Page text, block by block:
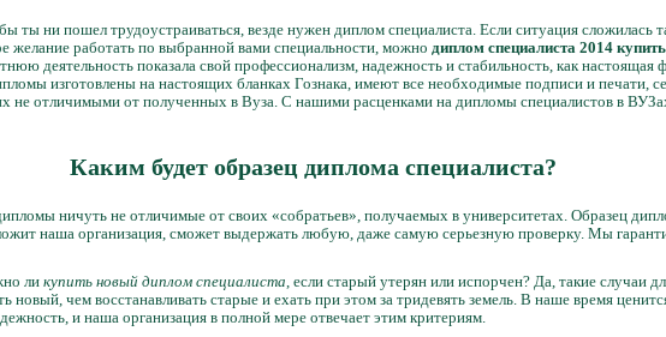
ты ни пошел трудоустраиваться, везде нужен диплом специалиста. Если ситуация сложилась
желание работать по выбранной вами специальности, можно диплом специалиста 2014
деятельность показала свой профессионализм, надежность и стабильность, как настоящая
изготовлены на настоящих бланках Гознака, имеют все необходимые подписи и печати,
не отличимыми от полученных в Вуза. С нашими расценками на дипломы специалистов в
Каким будет образец диплома специалиста?
ничуть не отличимые от своих «собратьев», получаемых в университетах. Образец
наша организация, сможет выдержать любую, даже самую серьезную проверку. Мы
ли купить новый диплом специалиста, если старый утерян или испорчен? Да, такие случаи
новый, чем восстанавливать старые и ехать при этом за тридевять земель. В наше время
и наша организация в полной мере отвечает этим критериям.